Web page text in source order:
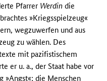
Pfarrer Werdin die
»Kriegsspielzeug«
wegzuwerfen und aus
zu wählen. Des
mit pazifistischem
er u. a., der Staat habe vor
»Angst«; die Menschen